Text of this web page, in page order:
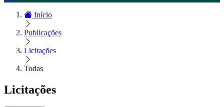
Início
Publicações
Licitações
Todas
Licitações